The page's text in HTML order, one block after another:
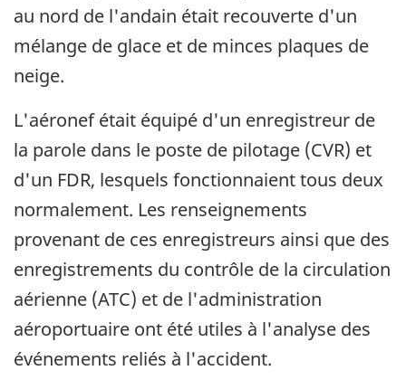
au nord de l'andain était recouverte d'un
mélange de glace et de minces plaques de
neige.
L'aéronef était équipé d'un enregistreur de
la parole dans le poste de pilotage (CVR) et
d'un FDR, lesquels fonctionnaient tous deux
normalement. Les renseignements
provenant de ces enregistreurs ainsi que des
enregistrements du contrôle de la circulation
aérienne (ATC) et de l'administration
aéroportuaire ont été utiles à l'analyse des
événements reliés à l'accident.